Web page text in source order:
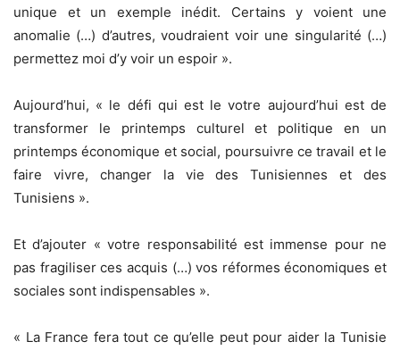
unique et un exemple inédit. Certains y voient une
anomalie (…) d’autres, voudraient voir une singularité (…)
permettez moi d’y voir un espoir ».
Aujourd’hui, « le défi qui est le votre aujourd’hui est de
transformer le printemps culturel et politique en un
printemps économique et social, poursuivre ce travail et le
faire vivre, changer la vie des Tunisiennes et des
Tunisiens ».
Et d’ajouter « votre responsabilité est immense pour ne
pas fragiliser ces acquis (…) vos réformes économiques et
sociales sont indispensables ».
« La France fera tout ce qu’elle peut pour aider la Tunisie